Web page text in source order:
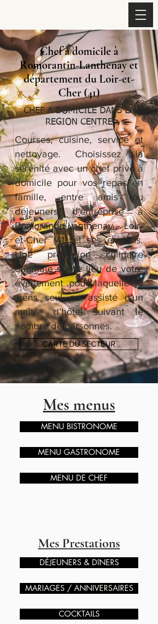
Chef à domicile à
Romorantin-Lanthenay et
département du Loir-et-
Cher (41)
CHEF A DOMICILE DANS LA
REGION CENTRE
Courses, cuisine, service et
nettoyage. Choisissez la
sérénité avec un chef privé à
domicile pour vos repas en
famille, entre amis ou
déjeuners d'entreprise à
Romorantin-Lanthenay - Loir-
et-Cher (41) et ses envions.
Une prestation culinaire
originale sur le lieu de votre
évènement pour laquelle je
viens seul ou assisté d'un
maître d'hôtel suivant le
nombre de personnes.
CARTE DU SECTEUR
Mes menus
MENU BISTRONOME
MENU GASTRONOME
MENU DE CHEF
Mes Prestations
DÉJEUNERS & DîNERS
MARIAGES / ANNIVERSAIRES
COCKTAILS